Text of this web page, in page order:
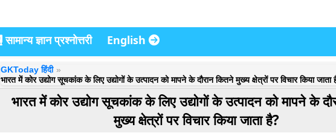
सामान्य ज्ञान प्रश्नोत्तरी English
GKToday हिंदी
भारत में कोर उद्योग सूचकांक के लिए उद्योगों के उत्पादन को मापने के दौरान कितने मुख्य क्षेत्रों पर विचार किया जाता
भारत में कोर उद्योग सूचकांक के लिए उद्योगों के उत्पादन को मापने के
मुख्य क्षेत्रों पर विचार किया जाता है?